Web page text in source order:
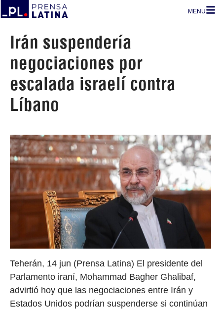
MENU
Irán suspendería
negociaciones por
escalada israelí contra
Líbano
Teherán, 14 jun (Prensa Latina) El presidente del
Parlamento iraní, Mohammad Bagher Ghalibaf,
advirtió hoy que las negociaciones entre Irán y
Estados Unidos podrían suspenderse si continúan